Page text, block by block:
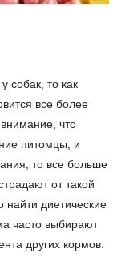
собак, то как
все более
что
питомцы, и
то все больше
от такой
диетические
часто выбирают
других кормов.